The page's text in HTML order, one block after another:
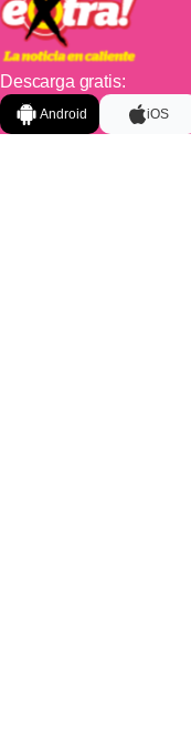
Descarga gratis:
Android iOS